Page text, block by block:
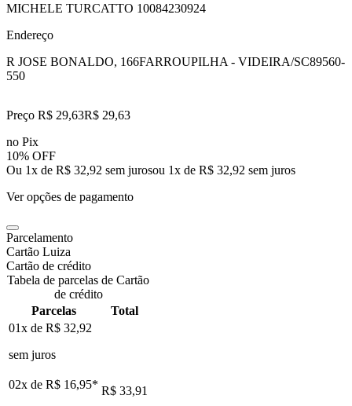
MICHELE TURCATTO 10084230924
Endereço
R JOSE BONALDO, 166FARROUPILHA - VIDEIRA/SC89560-
550
Preço R$ 29,63R$ 29,63
no Pix
10% OFF
Ou 1x de R$ 32,92 sem jurosou 1x de R$ 32,92 sem juros
Ver opções de pagamento
Parcelamento
Cartão Luiza
Cartão de crédito
Tabela de parcelas de Cartão
de crédito
Parcelas
Total
01x de R$ 32,92
sem juros
02x de R$ 16,95* R$ 33,91